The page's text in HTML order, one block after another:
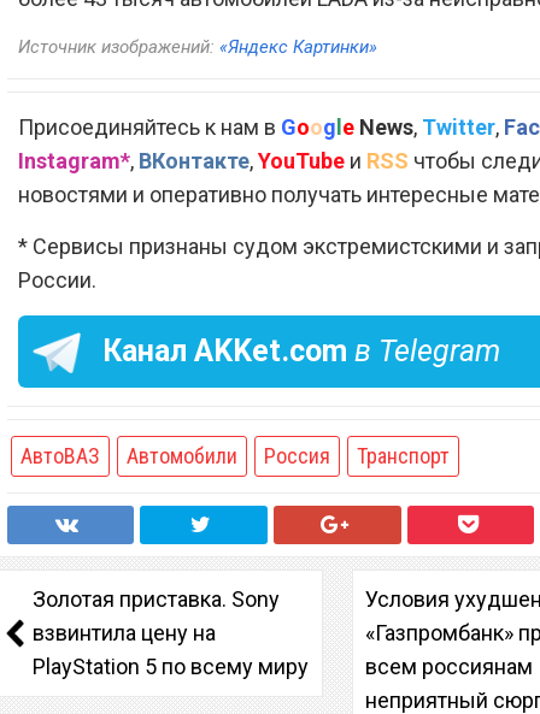
Источник изображений: «Яндекс Картинки»
Присоединяйтесь к нам в Google News, Twitter,
Instagram*, ВКонтакте,YouTube и RSS чтобы
новостями и оперативно получать интересные
* Сервисы признаны судом экстремистскими и
России.
Канал AKKet.com в Telegram
АвтоВАЗ Автомобили Россия Транспорт
Золотая приставка. Sony
взвинтила цену на
PlayStation 5 по всему миру
Условия
«Газпромбанк»
всем россиянам
неприятный